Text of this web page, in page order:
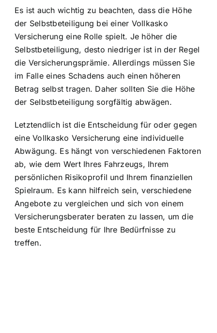
Es ist auch wichtig zu beachten, dass die Höhe
der Selbstbeteiligung bei einer Vollkasko
Versicherung eine Rolle spielt. Je höher die
Selbstbeteiligung, desto niedriger ist in der Regel
die Versicherungsprämie. Allerdings müssen Sie
im Falle eines Schadens auch einen höheren
Betrag selbst tragen. Daher sollten Sie die Höhe
der Selbstbeteiligung sorgfältig abwägen.
Letztendlich ist die Entscheidung für oder gegen
eine Vollkasko Versicherung eine individuelle
Abwägung. Es hängt von verschiedenen Faktoren
ab, wie dem Wert Ihres Fahrzeugs, Ihrem
persönlichen Risikoprofil und Ihrem finanziellen
Spielraum. Es kann hilfreich sein, verschiedene
Angebote zu vergleichen und sich von einem
Versicherungsberater beraten zu lassen, um die
beste Entscheidung für Ihre Bedürfnisse zu
treffen.